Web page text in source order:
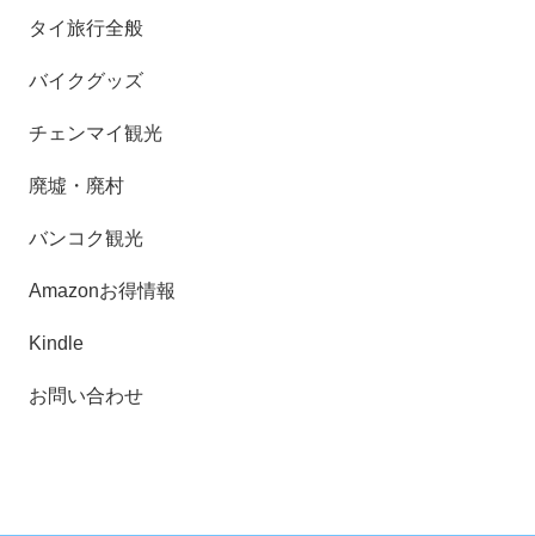
タイ旅行全般
バイクグッズ
チェンマイ観光
廃墟・廃村
バンコク観光
Amazonお得情報
Kindle
お問い合わせ